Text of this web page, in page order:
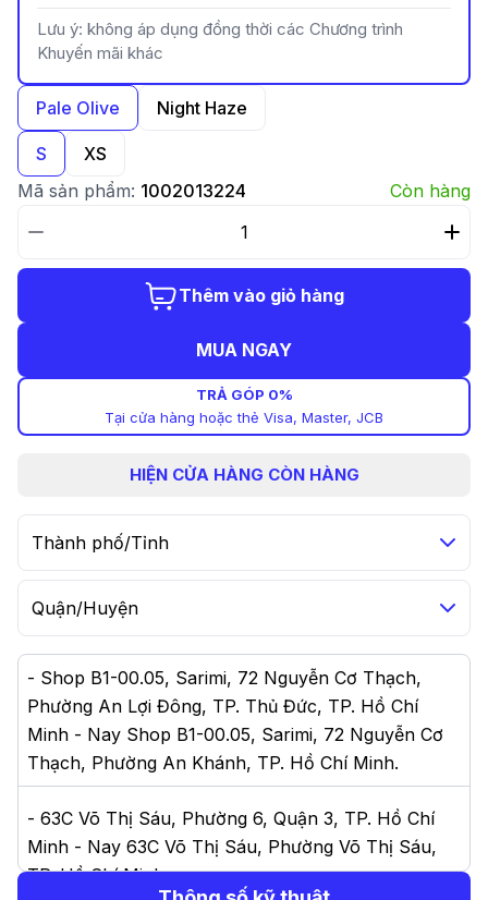
Lưu ý: không áp dụng đồng thời các Chương trình
Khuyến mãi khác
Pale Olive Night Haze
S
XS
Mã sản phẩm: 1002013224 Còn hàng
Thêm vào giỏ hàng
MUA NGAY
TRẢ GÓP 0%
Tại cửa hàng hoặc thẻ Visa, Master, JCB
HIỆN CỬA HÀNG CÒN HÀNG
Thành phố/Tỉnh
Quận/Huyện
- Shop B1-00.05, Sarimi, 72 Nguyễn Cơ Thạch,
Phường An Lợi Đông, TP. Thủ Đức, TP. Hồ Chí
Minh - Nay Shop B1-00.05, Sarimi, 72 Nguyễn Cơ
Thạch, Phường An Khánh, TP. Hồ Chí Minh.
- 63C Võ Thị Sáu, Phường 6, Quận 3, TP. Hồ Chí
Minh - Nay 63C Võ Thị Sáu, Phường Võ Thị Sáu,
TP. Hồ Chí Minh.